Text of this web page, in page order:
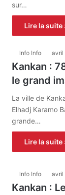
sur…
Lire la suite
Info Info avril
Kankan :
le grand
La ville de
Elhadj Karamo
grande…
Lire la suite
Info Info avril
Kankan :